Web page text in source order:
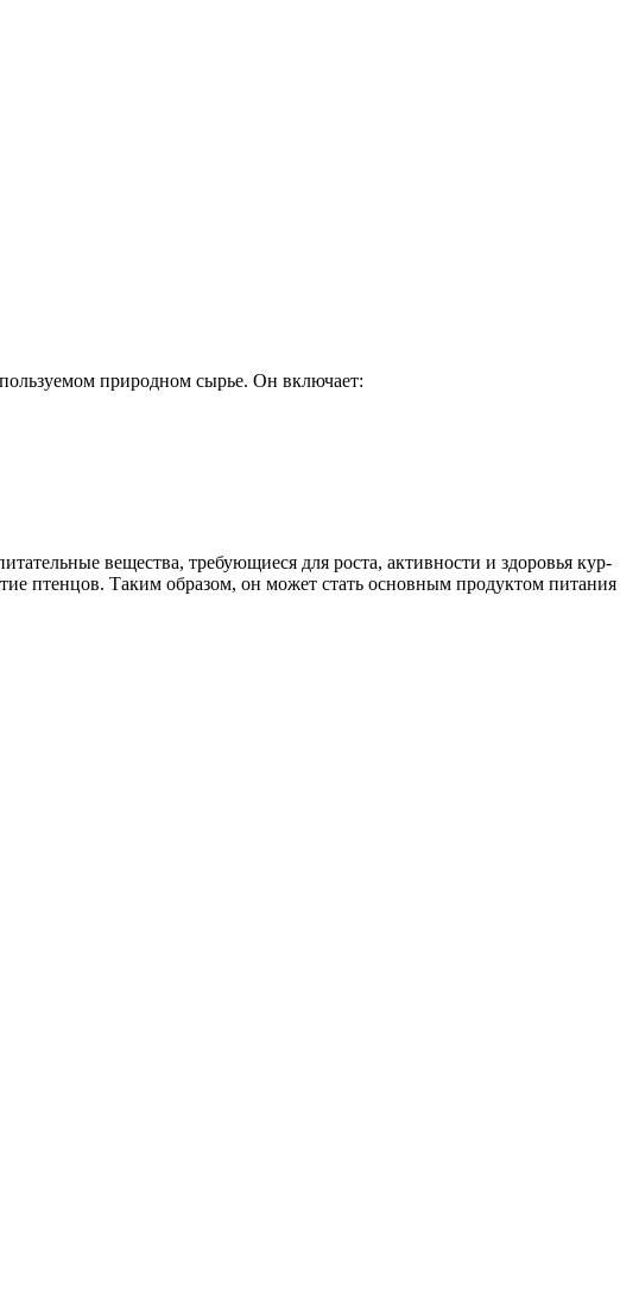
природном сырье. Он включает:
вещества, требующиеся для роста, активности и здоровья кур-
птенцов. Таким образом, он может стать основным продуктом питания